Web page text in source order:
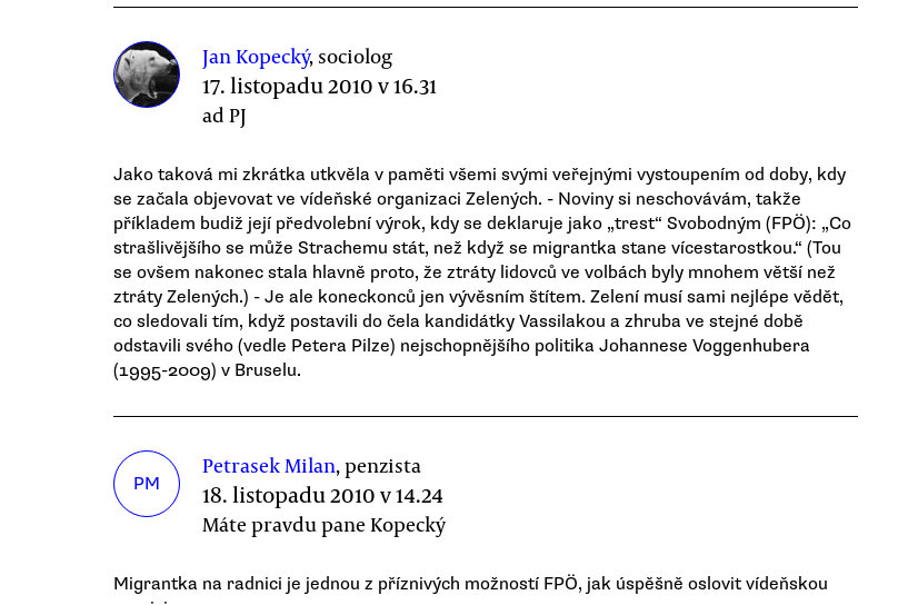
Jan Kopecký, sociolog
17. listopadu 2010 v 16.31
ad PJ
Jako taková mi zkrátka utkvěla v paměti všemi svými veřejnými vystoupením od doby, kdy
se začala objevovat ve vídeňské organizaci Zelených. - Noviny si neschovávám, takže
příkladem budiž její předvolební výrok, kdy se deklaruje jako „trest“ Svobodným (FPÖ): „Co
strašlivějšího se může Strachemu stát, než když se migrantka stane vícestarostkou.“ (Tou
se ovšem nakonec stala hlavně proto, že ztráty lidovců ve volbách byly mnohem větší než
ztráty Zelených.) - Je ale koneckonců jen vývěsním štítem. Zelení musí sami nejlépe vědět,
co sledovali tím, když postavili do čela kandidátky Vassilakou a zhruba ve stejné době
odstavili svého (vedle Petera Pilze) nejschopnějšího politika Johannese Voggenhubera
(1995-2009) v Bruselu.
PM
Petrasek Milan, penzista
18. listopadu 2010 v 14.24
Máte pravdu pane Kopecký
Migrantka na radnici je jednou z příznivých možností FPÖ, jak úspěšně oslovit vídeňskou